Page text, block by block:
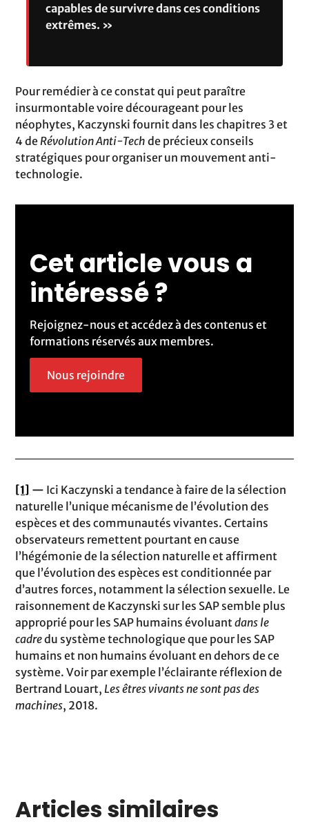
capables de survivre dans ces conditions
extrêmes. »
Pour remédier à ce constat qui peut paraître
insurmontable voire décourageant pour les
néophytes, Kaczynski fournit dans les chapitres 3 et
4 de Révolution Anti-Tech de précieux conseils
stratégiques pour organiser un mouvement anti-
technologie.
Cet article vous a
intéressé ?
Rejoignez-nous et accédez à des contenus et
formations réservés aux membres.
Nous rejoindre
[1] — Ici Kaczynski a tendance à faire de la sélection
naturelle l’unique mécanisme de l’évolution des
espèces et des communautés vivantes. Certains
observateurs remettent pourtant en cause
l’hégémonie de la sélection naturelle et affirment
que l’évolution des espèces est conditionnée par
d’autres forces, notamment la sélection sexuelle. Le
raisonnement de Kaczynski sur les SAP semble plus
approprié pour les SAP humains évoluantdans le
cadredu système technologique que pour les SAP
humains et non humains évoluant en dehors de ce
système. Voir par exemple l’éclairante réflexion de
Bertrand Louart, Les êtres vivants ne sont pas des
machines, 2018.
Articles similaires